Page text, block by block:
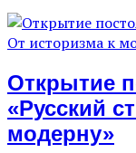
Открытие
«Русский
модерну»